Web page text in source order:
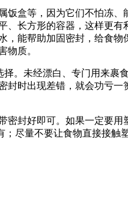
盒等，因为它们不怕冻、
长方形的容器，这样更
能帮助加固密封，给食
物质。
。未经漂白、专门用来裹
时出现差错，就会功亏
封好即可。如果一定要用
尽量不要让食物直接接触